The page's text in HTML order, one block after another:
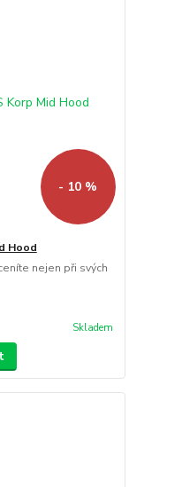
- 10 %
Hood
nejen při svých
Skladem